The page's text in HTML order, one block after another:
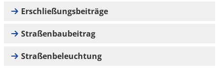
Erschließungsbeiträge
Straßenbaubeitrag
Straßenbeleuchtung